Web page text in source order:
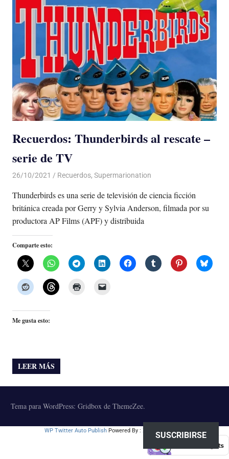
Recuerdos: Thunderbirds al rescate –
serie de TV
26/10/2021 De todo un Poco
Recuerdos, Supermarionation
Thunderbirds es una serie de televisión de ciencia ficción
británica creada por Gerry y Sylvia Anderson, filmada por su
productora AP Films (APF) y distribuida
Comparte esto:
Me gusta esto:
LEER MÁS
Tema para WordPress: Gridbox de ThemeZee.
WP Twitter Auto Publish Powered By : XYZScripts.com
SUSCRIBIRSE